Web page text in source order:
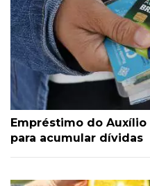
Empréstimo do
para acumular dívidas